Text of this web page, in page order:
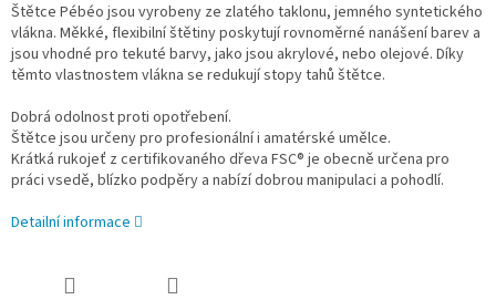
Štětce Pébéo jsou vyrobeny ze zlatého taklonu, jemného syntetického
vlákna. Měkké, flexibilní štětiny poskytují rovnoměrné nanášení barev a
jsou vhodné pro tekuté barvy, jako jsou akrylové, nebo olejové. Díky
těmto vlastnostem vlákna se redukují stopy tahů štětce.
Dobrá odolnost proti opotřebení.
Štětce jsou určeny pro profesionální i amatérské umělce.
Krátká rukojeť z certifikovaného dřeva FSC® je obecně určena pro
práci vsedě, blízko podpěry a nabízí dobrou manipulaci a pohodlí.
Detailní informace